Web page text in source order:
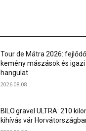
Tour de Mátra 2026:
kemény mászások és
hangulat
2026.08.08.
BILO.gravel ULTRA: 210
kihívás vár